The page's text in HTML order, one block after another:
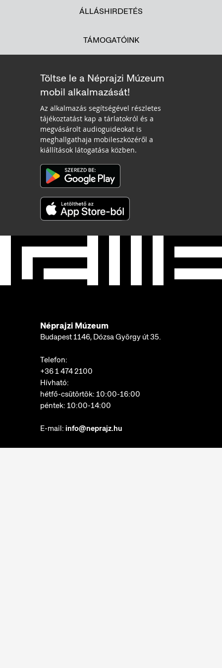
ÁLLÁSHIRDETÉS
TÁMOGATÓINK
Töltse le a Néprajzi Múzeum
mobil alkalmazását!
Az alkalmazás segítségével részletes
tájékoztatást kap a tárlatokról és a
megvásárolt audioguideokat is
meghallgathaja mobileszközéről a
kiállítások látogatása közben.
Néprajzi Múzeum
Budapest 1146, Dózsa György út 35.
Telefon:
+36 1 474 2100
Hívható:
hétfő-csütörtök: 10:00-16:00
péntek: 10:00-14:00
E-mail: info@neprajz.hu
Etnoshop: